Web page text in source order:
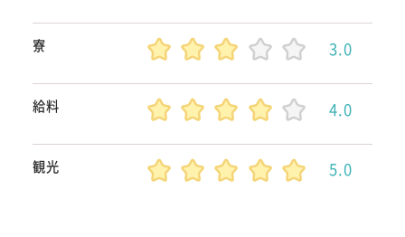
寮 3.0
給料 4.0
観光 5.0